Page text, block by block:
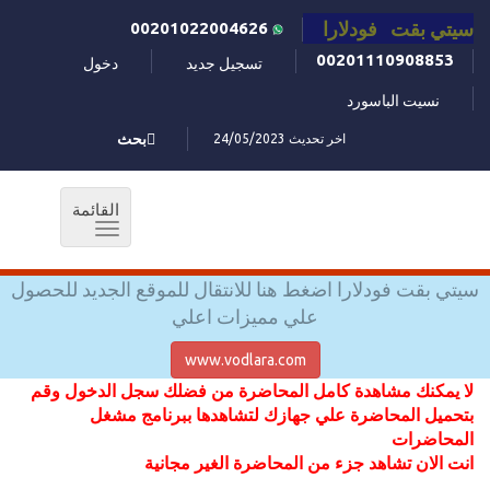
سيتي بقت فودلارا
00201110908853
تسجيل جديد دخول
نسيت الباسورد
اخر تحديث 24/05/2023 بحث
القائمة
Toggle
سيتي بقت فودلارا اضغط هنا للانتقال للموقع الجديد للحصول
علي مميزات اعلي
www.vodlara.com
لا يمكنك مشاهدة كامل المحاضرة من فضلك سجل الدخول وقم
بتحميل المحاضرة علي جهازك لتشاهدها ببرنامج مشغل
المحاضرات
انت الان تشاهد جزء من المحاضرة الغير مجانية